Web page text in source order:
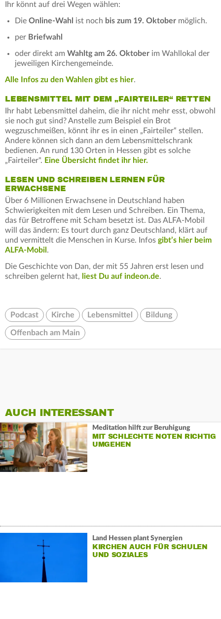
Ihr könnt auf drei Wegen wählen:
Die Online-Wahl ist noch bis zum 19. Oktober möglich.
per Briefwahl
oder direkt am Wahltg am 26. Oktober im Wahllokal der
jeweiligen Kirchengemeinde.
Alle Infos zu den Wahlen gibt es hier.
LEBENSMITTEL MIT DEM „FAIRTEILER“ RETTEN
Ihr habt Lebensmittel daheim, die ihr nicht mehr esst, obwohl
sie noch gut sind? Anstelle zum Beispiel ein Brot
wegzuschmeißen, könnt ihr es in einen „Fairteiler“ stellen.
Andere können sich dann an dem Lebensmittelschrank
bedienen. An rund 130 Orten in Hessen gibt es solche
„Fairteiler". Eine Übersicht findet ihr hier.
LESEN UND SCHREIBEN LERNEN FÜR
ERWACHSENE
Über 6 Millionen Erwachsene in Deutschland haben
Schwierigkeiten mit dem Lesen und Schreiben. Ein Thema,
das für Betroffene mit Scham besetzt ist. Das ALFA-Mobil
will das ändern: Es tourt durch ganz Deutschland, klärt auf
und vermittelt die Menschen in Kurse. Infos gibt’s hier beim
ALFA-Mobil .
Die Geschichte von Dan, der mit 55 Jahren erst lesen und
schreiben gelernt hat, liest Du auf indeon.de.
Podcast Kirche Lebensmittel Bildung
Offenbach am Main
AUCH INTERESSANT
Meditation hilft zur Beruhigung
MIT SCHLECHTE NOTEN RICHTIG
UMGEHEN
Land Hessen plant Synergien
KIRCHEN AUCH FÜR SCHULEN
UND SOZIALES